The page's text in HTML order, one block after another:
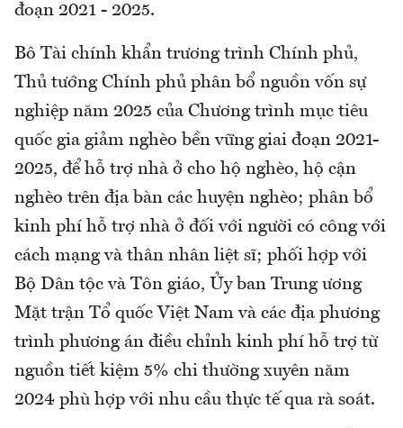
đoạn 2021 - 2025.
Bô Tài chính khẩn trương trình Chính phủ,
Thủ tướng Chính phủ phân bổ nguồn vốn sự
nghiệp năm 2025 của Chương trình mục tiêu
quốc gia giảm nghèo bền vững giai đoạn 2021-
2025, để hỗ trợ nhà ở cho hộ nghèo, hộ cận
nghèo trên địa bàn các huyện nghèo; phân bổ
kinh phí hỗ trợ nhà ở đối với người có công với
cách mạng và thân nhân liệt sĩ; phối hợp với
Bộ Dân tộc và Tôn giáo, Ủy ban Trung ương
Mặt trận Tổ quốc Việt Nam và các địa phương
trình phương án điều chỉnh kinh phí hỗ trợ từ
nguồn tiết kiệm 5% chi thường xuyên năm
2024 phù hợp với nhu cầu thực tế qua rà soát.